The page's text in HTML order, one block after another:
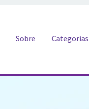
Sobre Categorias